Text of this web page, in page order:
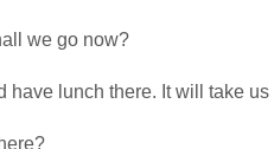
we go now?
have lunch there. It will take